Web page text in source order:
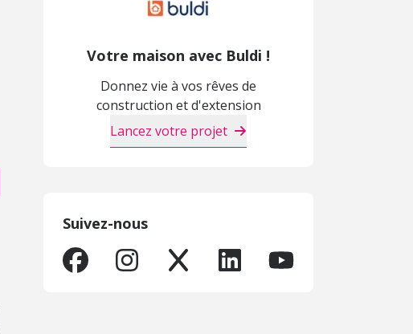
Votre maison avec Buldi !
Donnez vie à vos rêves de
construction et d'extension
Lancez votre projet
Suivez-nous